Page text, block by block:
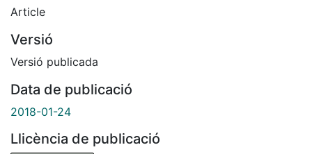
Article
Versió
Versió publicada
Data de publicació
2018-01-24
Llicència de publicació